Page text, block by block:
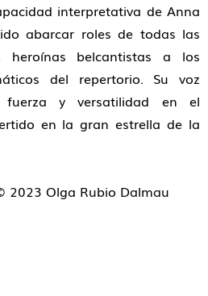
interpretativa de Anna
abarcar roles de todas las
heroínas belcantistas a los
del repertorio. Su voz
fuerza y versatilidad en el
en la gran estrella de la
2023 Olga Rubio Dalmau